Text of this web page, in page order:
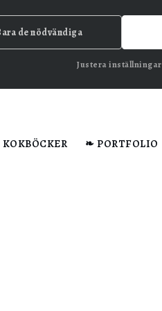
❧ PORTFOLIO
de nödvändiga
Justera inställningar